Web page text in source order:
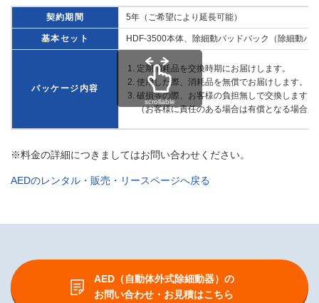
契約期間 5年（ご希望により延長可能）
基本セット HDF-3500本体、除細動パッドパック（除細動パ
パッケージ内容
定期消耗品を交換時期にお届けします。
使用した際、消耗品を無償でお届けします。
破損等の際、お客様の負担無しで交換します。
（お客様に責任のある場合は有償となる場合が
scrollable
※料金の詳細につきましてはお問い合わせください。
AEDのレンタル・販売・リースページへ戻る
AED（自動体外式除細動器）の
お問い合わせ・お見積はこちら